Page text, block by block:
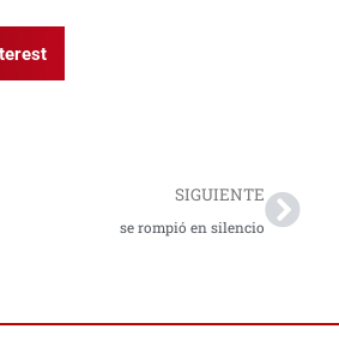
SIGUIENTE
se rompió en silencio